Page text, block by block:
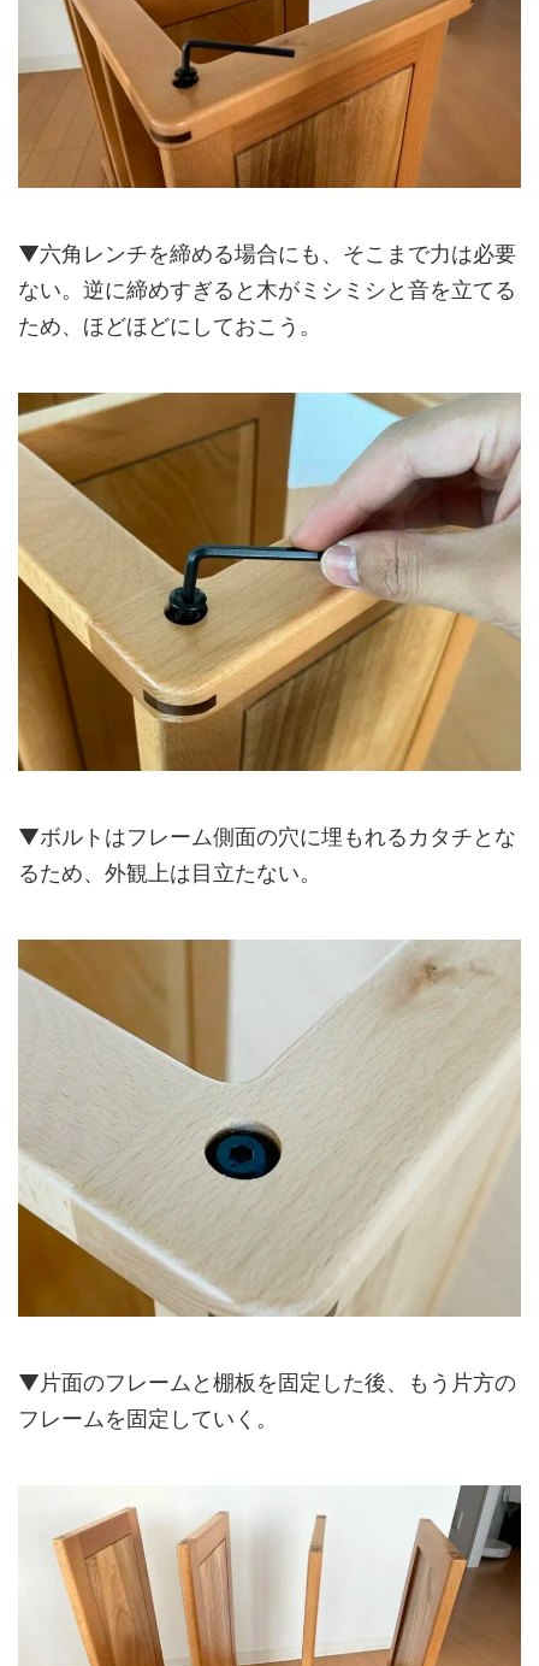
▼六角レンチを締める場合にも、そこまで力は必要
ない。逆に締めすぎると木がミシミシと音を立てる
ため、ほどほどにしておこう。
▼ボルトはフレーム側面の穴に埋もれるカタチとな
るため、外観上は目立たない。
▼片面のフレームと棚板を固定した後、もう片方の
フレームを固定していく。